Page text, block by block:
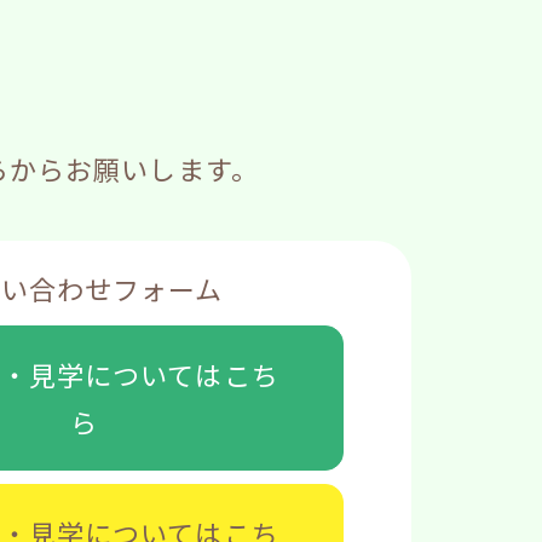
らお願いします。
合わせフォーム
見学については こち
ら
見学については こち